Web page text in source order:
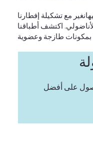
مع تشكيلة إفطارنا
اكتشف أطباقنا
على أفضل